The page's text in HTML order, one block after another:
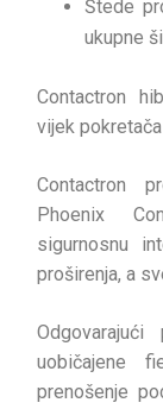
Štede
ukupne
Contactron
vijek
Contactron
Phoenix
sigurnosnu
proširenja, a
uobičajene
prenošenje